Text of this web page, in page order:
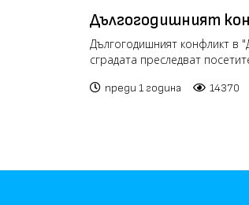
Дългогодишният
ескалира:
посетителите на
Дългогодишният конфликт в
сградата преследват
преди 1 година 14370